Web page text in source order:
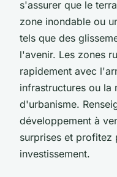
s'assurer que le
zone inondable ou
tels que des
l'avenir. Les zones
rapidement avec
infrastructures ou la
d'urbanisme.
développement à
surprises et profitez
investissement.